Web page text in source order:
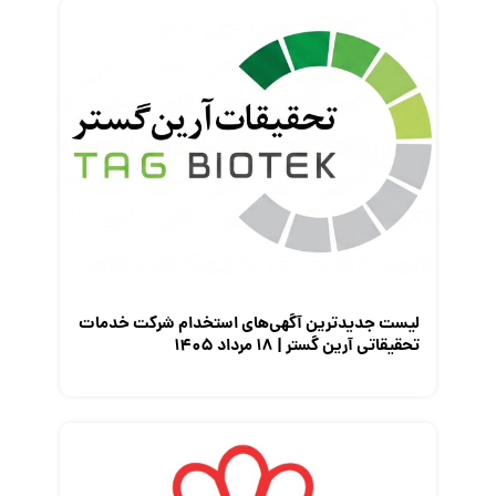
لیست جدیدترین آگهی‌های استخدام شرکت خدمات
تحقیقاتی آرین گستر | ۱۸ مرداد ۱۴۰۵